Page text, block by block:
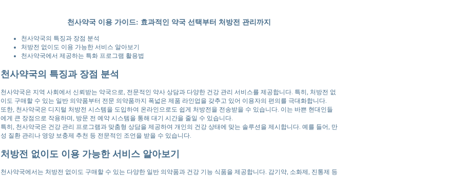
천사약국 이용 가이드: 효과적인 약국 선택부터 처방전 관리까지
천사약국의 특징과 장점 분석
처방전 없이도 이용 가능한 서비스 알아보기
천사약국에서 제공하는 특화 프로그램 활용법
천사약국의 특징과 장점 분석
천사약국은 지역 사회에서 신뢰받는 약국으로, 전문적인 약사 상담과 다양한 건강 관리 서비스를 제공합니다. 특히, 처방전 없
이도 구매할 수 있는 일반 의약품부터 전문 의약품까지 폭넓은 제품 라인업을 갖추고 있어 이용자의 편의를 극대화합니다.
또한, 천사약국은 디지털 처방전 시스템을 도입하여 온라인으로도 쉽게 처방전을 전송받을 수 있습니다. 이는 바쁜 현대인들
에게 큰 장점으로 작용하며, 방문 전 예약 시스템을 통해 대기 시간을 줄일 수 있습니다.
특히, 천사약국은 건강 관리 프로그램과 맞춤형 상담을 제공하여 개인의 건강 상태에 맞는 솔루션을 제시합니다. 예를 들어, 만
성 질환 관리나 영양 보충제 추천 등 전문적인 조언을 받을 수 있습니다.
처방전 없이도 이용 가능한 서비스 알아보기
천사약국에서는 처방전 없이도 구매할 수 있는 다양한 일반 의약품과 건강 기능 식품을 제공합니다. 감기약, 소화제, 진통제 등